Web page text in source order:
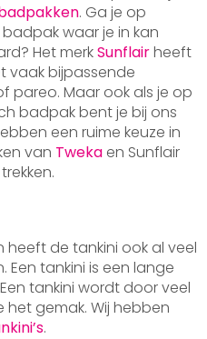
. Ga je op
waar je in kan
Het merkSunflairheeft
vaak bijpassende
pareo. Maar ook als je op
badpak bent je bij ons
een ruime keuze in
van Tweka en Sunflair
heeft de tankini ook al veel
tankini is een lange
tankini wordt door veel
gemak. Wij hebben
.